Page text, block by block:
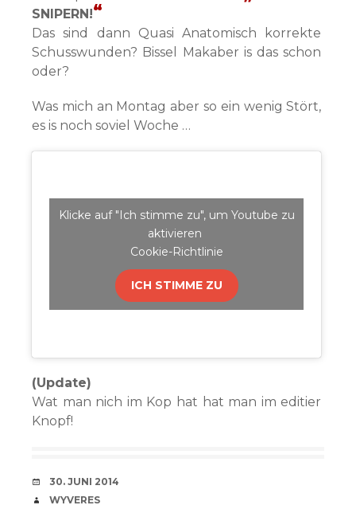
SNIPERN!
Das sind dann Quasi Anatomisch korrekte
Schusswunden? Bissel Makaber is das schon
oder?
Was mich an Montag aber so ein wenig Stört,
es is noch soviel Woche …
Klicke auf "Ich stimme zu", um Youtube zu
aktivieren
Cookie-Richtlinie
ICH STIMME ZU
(Update)
Wat man nich im Kop hat hat man im editier
Knopf!
VERABREDUNG
30. JUNI 2014
VERFASSER
WYVERES